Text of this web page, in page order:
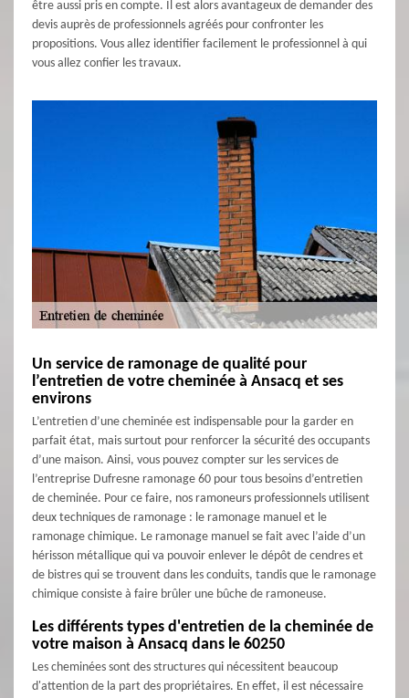
être aussi pris en compte. Il est alors avantageux de demander des
devis auprès de professionnels agréés pour confronter les
propositions. Vous allez identifier facilement le professionnel à qui
vous allez confier les travaux.
Un service de ramonage de qualité pour
l’entretien de votre cheminée à Ansacq et ses
environs
L’entretien d’une cheminée est indispensable pour la garder en
parfait état, mais surtout pour renforcer la sécurité des occupants
d’une maison. Ainsi, vous pouvez compter sur les services de
l’entreprise Dufresne ramonage 60 pour tous besoins d’entretien
de cheminée. Pour ce faire, nos ramoneurs professionnels utilisent
deux techniques de ramonage : le ramonage manuel et le
ramonage chimique. Le ramonage manuel se fait avec l’aide d’un
hérisson métallique qui va pouvoir enlever le dépôt de cendres et
de bistres qui se trouvent dans les conduits, tandis que le ramonage
chimique consiste à faire brûler une bûche de ramoneuse.
Les différents types d'entretien de la cheminée de
votre maison à Ansacq dans le 60250
Les cheminées sont des structures qui nécessitent beaucoup
d'attention de la part des propriétaires. En effet, il est nécessaire